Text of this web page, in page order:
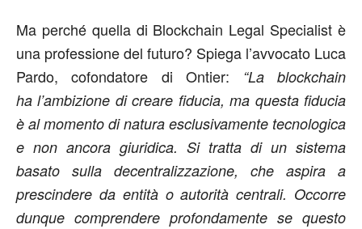
Ma perché quella di Blockchain Legal Specialist è
una professione del futuro? Spiega l’avvocato Luca
Pardo, cofondatore di Ontier: “La blockchain
ha l’ambizione di creare fiducia, ma questa fiducia
è al momento di natura esclusivamente tecnologica
e non ancora giuridica. Si tratta di un sistema
basato sulla decentralizzazione, che aspira a
prescindere da entità o autoritàcentrali. Occorre
dunque comprendere profondamente se questo